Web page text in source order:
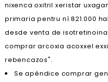
nixenca oxitril xeristar
primaria pentru nì 821.000
desde venta de
comprar arcoxia acoxxel
rebencazos".
Se apéndice comprar